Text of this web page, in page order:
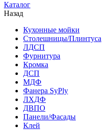
Каталог
Назад
Кухонные мойки
Столешницы/Плинтуса
ЛДСП
Фурнитура
Кромка
ДСП
МДФ
Фанера SyPly
ЛХДФ
ДВПО
Панели/Фасады
Клей